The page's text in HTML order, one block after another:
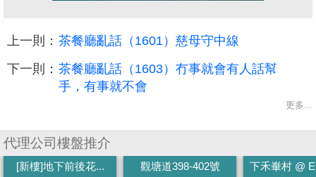
上一則： 茶餐廳亂話（1601）慈母守中線
下一則： 茶餐廳亂話（1603）冇事就會有人話幫
手，有事就不會
更多...
代理公司樓盤推介
[新樓]地下前後花... 觀塘道398-402號 下禾輋村 @